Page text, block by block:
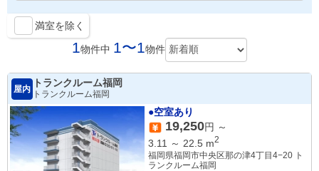
満室を除く
1物件中 1〜1物件
屋内
トランクルーム福岡
トランクルーム福岡
●空室あり
19,250円 ～
3.11
～ 22.5 m2
福岡県福岡市中央区那の津4丁目4−20 ト
ランクルーム福岡